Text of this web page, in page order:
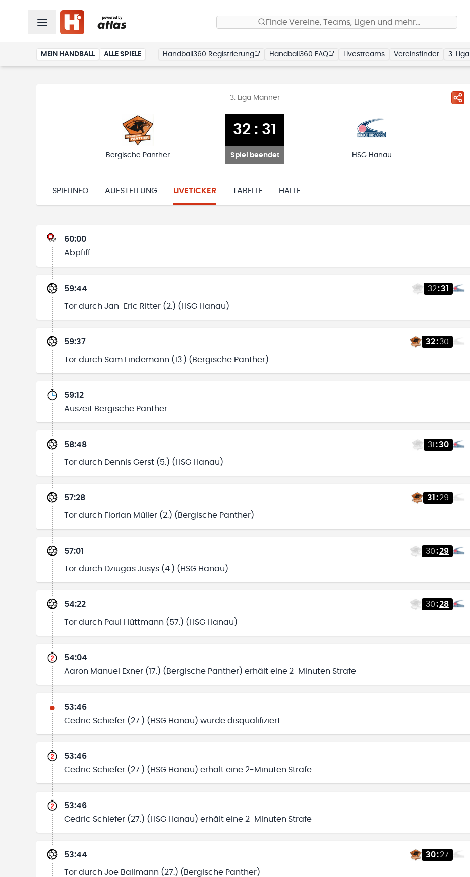
Finde Vereine, Teams, Ligen und mehr…
MEIN HANDBALL ALLE SPIELE Handball360 Registrierung Handball360 FAQ Livestreams Vereinsfinder 3. Liga
3. Liga Männer
Bergische Panther
32 : 31
Spiel beendet HSG Hanau
SPIELINFO AUFSTELLUNG LIVETICKER TABELLE HALLE
60:00
Abpfiff
59:44 32:31
Tor durch Jan-Eric Ritter (2.) (HSG Hanau)
59:37 32:30
Tor durch Sam Lindemann (13.) (Bergische Panther)
59:12
Auszeit Bergische Panther
58:48 31 :30
Tor durch Dennis Gerst (5.) (HSG Hanau)
57:28 31 :29
Tor durch Florian Müller (2.) (Bergische Panther)
57:01 30:29
Tor durch Dziugas Jusys (4.) (HSG Hanau)
54:22 30:28
Tor durch Paul Hüttmann (57.) (HSG Hanau)
54:04
Aaron Manuel Exner (17.) (Bergische Panther) erhält eine 2-Minuten Strafe
53:46
Cedric Schiefer (27.) (HSG Hanau) wurde disqualifiziert
53:46
Cedric Schiefer (27.) (HSG Hanau) erhält eine 2-Minuten Strafe
53:46
Cedric Schiefer (27.) (HSG Hanau) erhält eine 2-Minuten Strafe
53:44 30:27
Tor durch Joe Ballmann (27.) (Bergische Panther)